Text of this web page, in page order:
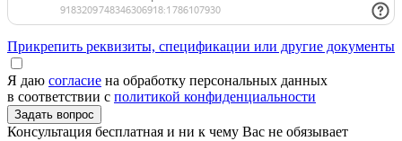
Прикрепить реквизиты, спецификации или другие документы
Я даю согласие на обработку персональных данных
в соответствии с политикой конфиденциальности
Консультация бесплатная и ни к чему Вас не обязывает